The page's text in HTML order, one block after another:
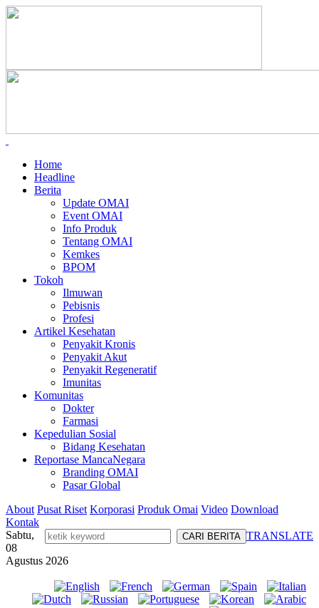
Home
Headline
Berita
Update OMAI
Event OMAI
Info Produk
Tentang OMAI
Kemkes
BPOM
Tokoh
Ilmuwan
Pebisnis
Profesi
Artikel Kesehatan
Penyakit Kronis
Penyakit Akut
Penyakit Regeneratif
Imunitas
Komunitas
Dokter
Farmasi
Kepedulian Sosial
Bidang Kesehatan
Reportase MancaNegara
Branding OMAI
Pasar Global
About Pusat Riset Korporasi Produk Omai Video Download
Kontak
TRANSLATE
Sabtu,
08
Agustus 2026